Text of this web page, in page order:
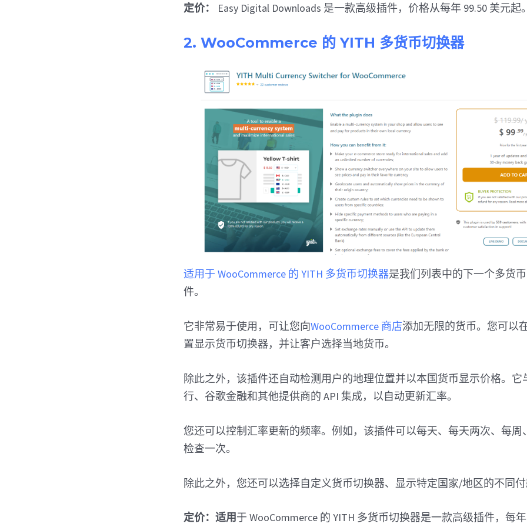
定价： Easy Digital Downloads 是一款高级插件，价格从每年 99.50 美元起
2. WooCommerce 的 YITH 多货币切换器
适用于 WooCommerce 的 YITH 多货币切换器是我们列表中的下一个多货币
件。
它非常易于使用，可让您向WooCommerce 商店添加无限的货币。您可以
置显示货币切换器，并让客户选择当地货币。
除此之外，该插件还自动检测用户的地理位置并以本国货币显示价格。它
行、谷歌金融和其他提供商的 API 集成，以自动更新汇率。
您还可以控制汇率更新的频率。例如，该插件可以每天、每天两次、每周
检查一次。
除此之外，您还可以选择自定义货币切换器、显示特定国家/地区的不同
定价：适用于 WooCommerce 的 YITH 多货币切换器是一款高级插件，每